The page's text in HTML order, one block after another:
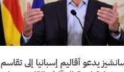
يدعو أقاليم إسبانيا إلى تقاسم